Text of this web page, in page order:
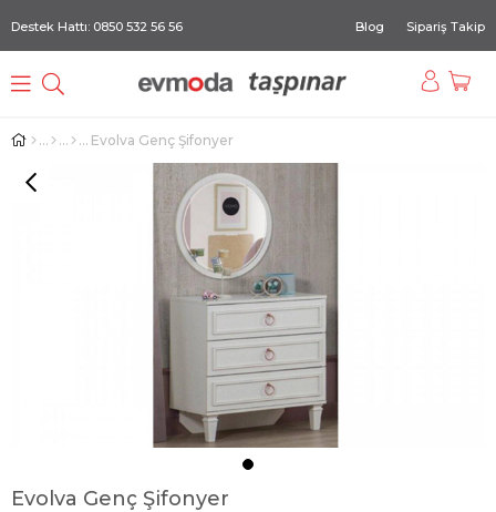
Destek Hattı: 0850 532 56 56 Blog Sipariş Takip
Evolva Genç Şifonyer
Evolva Genç Şifonyer